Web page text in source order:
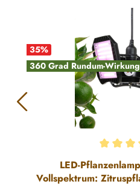
35%
360 Grad Rundum-Wirkung
Durchschnittliche
LED-
Vollspektrum: